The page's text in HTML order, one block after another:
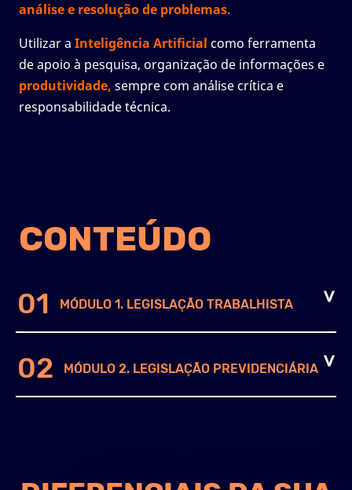
análise e resolução de problemas.
Utilizar a Inteligência Artificial como ferramenta
de apoio à pesquisa, organização de informações e
produtividade, sempre com análise crítica e
responsabilidade técnica.
CONTEÚDO
01 MÓDULO 1. LEGISLAÇÃO TRABALHISTA
02 MÓDULO 2. LEGISLAÇÃO PREVIDENCIÁRIA